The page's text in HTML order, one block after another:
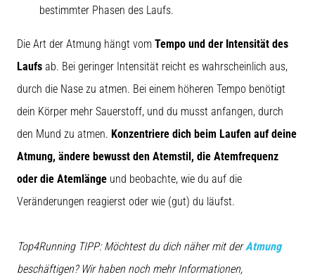
bestimmter Phasen des Laufs.
Die Art der Atmung hängt vom Tempo und der Intensität des
Laufs ab. Bei geringer Intensität reicht es wahrscheinlich aus,
durch die Nase zu atmen. Bei einem höheren Tempo benötigt
dein Körper mehr Sauerstoff, und du musst anfangen, durch
den Mund zu atmen. Konzentriere dich beim Laufen auf deine
Atmung, ändere bewusst den Atemstil, die Atemfrequenz
oder die Atemlänge und beobachte, wie du auf die
Veränderungen reagierst oder wie (gut) du läufst.
Top4Running TIPP: Möchtest du dich näher mit derAtmung
beschäftigen? Wir haben noch mehr Informationen,